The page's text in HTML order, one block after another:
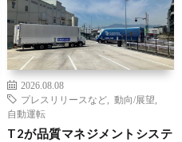
2026.08.08
プレスリリースなど
動向/展望
自動運転
T2が品質マネジメントシステ